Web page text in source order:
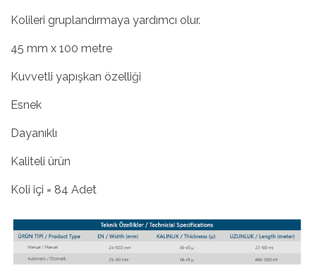
Kolileri gruplandırmaya yardımcı olur.
45 mm x 100 metre
Kuvvetli yapışkan özelliği
Esnek
Dayanıklı
Kaliteli ürün
Koli içi = 84 Adet